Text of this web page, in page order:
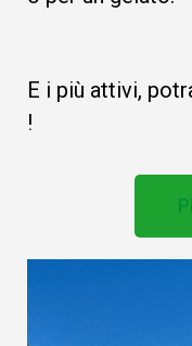
E i più attivi,
!